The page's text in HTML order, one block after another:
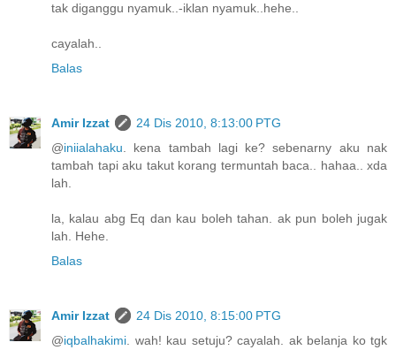
tak diganggu nyamuk..-iklan nyamuk..hehe..
cayalah..
Balas
Amir Izzat
24 Dis 2010, 8:13:00 PTG
@iniialahaku. kena tambah lagi ke? sebenarny aku nak
tambah tapi aku takut korang termuntah baca.. hahaa.. xda
lah.
la, kalau abg Eq dan kau boleh tahan. ak pun boleh jugak
lah. Hehe.
Balas
Amir Izzat
24 Dis 2010, 8:15:00 PTG
@iqbalhakimi. wah! kau setuju? cayalah. ak belanja ko tgk